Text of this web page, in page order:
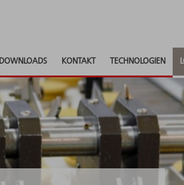
DOWNLOADS KONTAKT TECHNOLOGIEN